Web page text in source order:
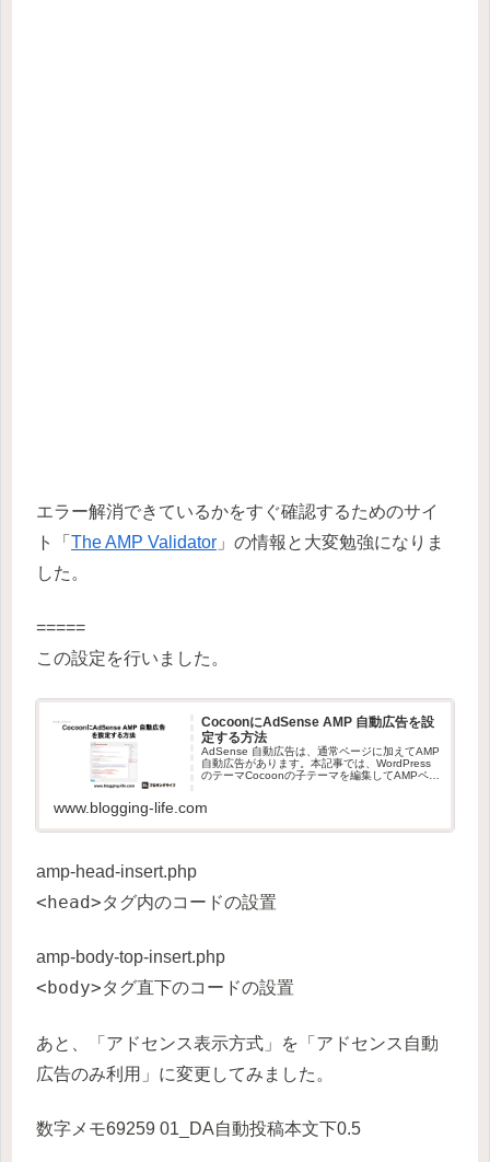
エラー解消できているかをすぐ確認するためのサイ
ト「 The AMP Validator 」の情報と大変勉強になりま
した。
=====
この設定を行いました。
CocoonにAdSense AMP 自動広告を設
定する方法
AdSense 自動広告は、通常ページに加えてAMP
自動広告があります。本記事では、WordPress
のテーマCocoonの子テーマを編集してAMPペー
www.blogging-life.com
amp-head-insert.php
<head>タグ内のコードの設置
amp-body-top-insert.php
<body>タグ直下のコードの設置
あと、「アドセンス表示方式」を「アドセンス自動
広告のみ利用」に変更してみました。
数字メモ69259 01_DA自動投稿本文下0.5